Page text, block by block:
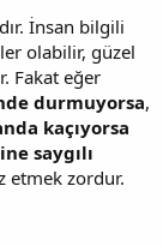
İnsan bilgili
olabilir, güzel
Fakat eğer
durmuyorsa,
kaçıyorsa
saygılı
etmek zordur.